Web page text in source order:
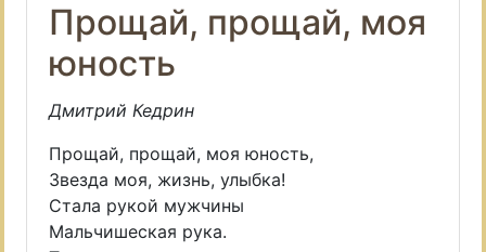
Прощай, прощай, моя
юность
Дмитрий Кедрин
Прощай, прощай, моя юность,
Звезда моя, жизнь, улыбка!
Стала рукой мужчины
Мальчишеская рука.